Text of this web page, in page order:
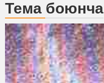
Тема боюнча